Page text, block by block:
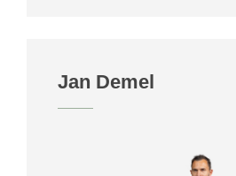
Jan Demel